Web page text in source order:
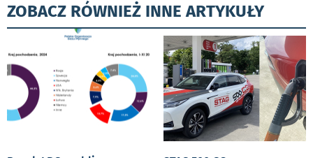
ZOBACZ RÓWNIEŻ INNE ARTYKUŁY